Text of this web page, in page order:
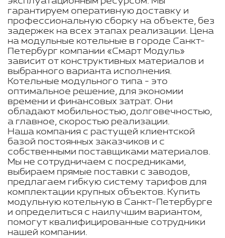
гарантируем оперативную доставку и
профессиональную сборку на объекте, без
задержек на всех этапах реализации. Цена
на модульные котельные в городе Санкт-
Петербург компании «Смарт Модуль»
зависит от конструктивных материалов и
выбранного варианта исполнения.
Котельные модульного типа - это
оптимальное решение, для экономии
времени и финансовых затрат. Они
обладают мобильностью, долговечностью,
а главное, скоростью реализации.
Наша компания с растущей клиентской
базой постоянных заказчиков и с
собственными поставщиками материалов.
Мы не сотрудничаем с посредниками,
выбираем прямые поставки с заводов,
предлагаем гибкую систему тарифов для
комплектации крупных объектов. Купить
модульную котельную в Санкт-Петербурге
и определиться с наилучшим вариантом,
помогут квалифицированные сотрудники
нашей компании.